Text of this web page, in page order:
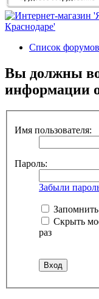
Список форумов
Вы должны
информации
Имя пользователя:
Пароль:
Забыли
Скрыть
раз